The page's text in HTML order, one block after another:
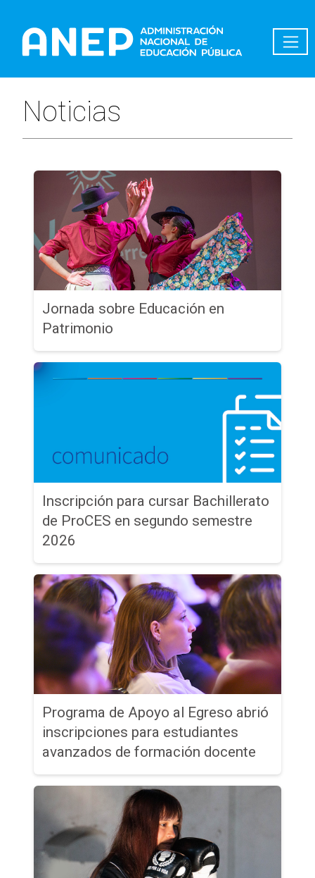
Noticias
Jornada sobre Educación en
Patrimonio
Inscripción para cursar Bachillerato
de ProCES en segundo semestre
2026
Programa de Apoyo al Egreso abrió
inscripciones para estudiantes
avanzados de formación docente